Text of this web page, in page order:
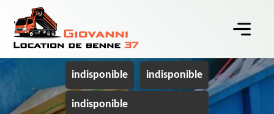
indisponible indisponible
indisponible